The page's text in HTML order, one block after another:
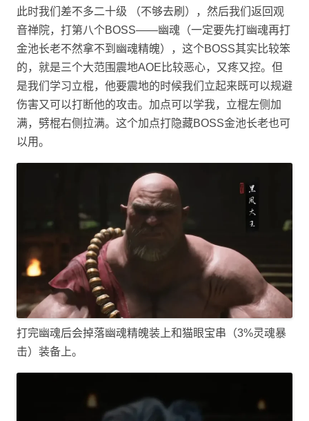
此时我们差不多二十级 （不够去刷），然后我们返回观
音禅院，打第八个BOSS——幽魂（一定要先打幽魂再打
金池长老不然拿不到幽魂精魄），这个BOSS其实比较笨
的，就是三个大范围震地AOE比较恶心，又疼又控。但
是我们学习立棍，他要震地的时候我们立起来既可以规避
伤害又可以打断他的攻击。加点可以学我，立棍左侧加
满，劈棍右侧拉满。这个加点打隐藏BOSS金池长老也可
以用。
打完幽魂后会掉落幽魂精魄装上和猫眼宝串（3%灵魂暴
击）装备上。